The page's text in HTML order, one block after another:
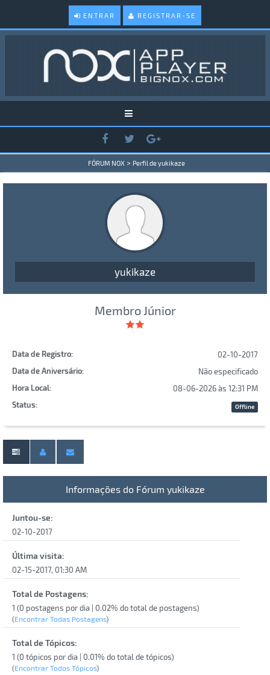
ENTRAR REGISTRAR-SE
FÓRUM NOX > Perfil de yukikaze
yukikaze
Membro Júnior
Data de Registro:
02-10-2017
Data de Aniversário:
Não especificado
Hora Local:
08-06-2026 às 12:31 PM
Status:
Offline
Informações do Fórum yukikaze
Juntou-se:
02-10-2017
Última visita:
02-15-2017, 01:30 AM
Total de Postagens:
1 (0 postagens por dia | 0.02% do total de postagens)
(Encontrar Todas Postagens)
Total de Tópicos:
1 (0 tópicos por dia | 0.01% do total de tópicos)
(Encontrar Todos Tópicos)